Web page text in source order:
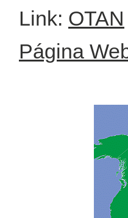
Link: OTAN
Página